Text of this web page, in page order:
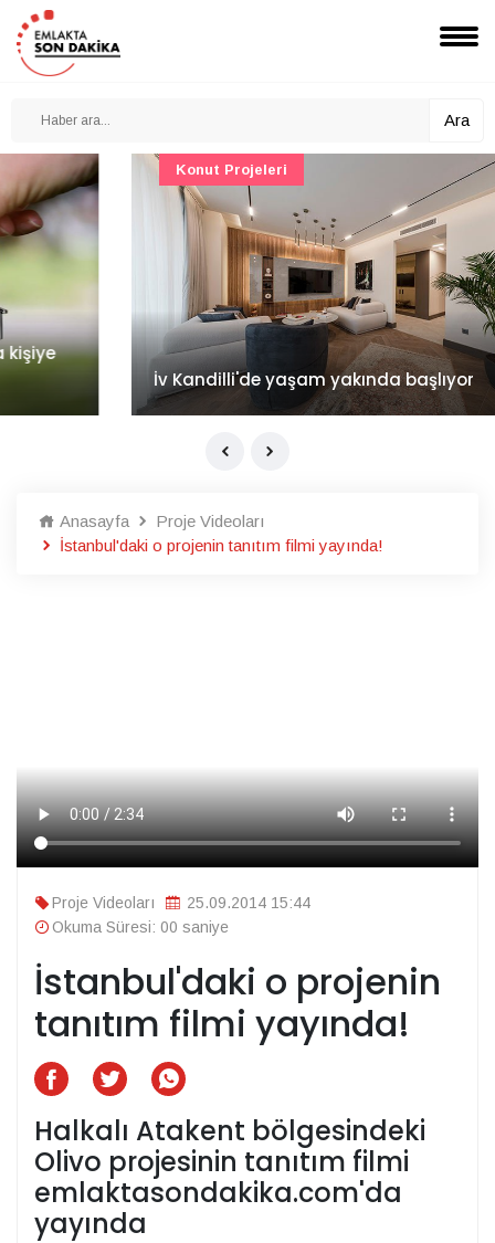
Ara
İv Kandilli'de yaşam yakında başlıyor
Konut Projeleri
Anasayfa
Proje Videoları
İstanbul'daki o projenin tanıtım filmi yayında!
Proje Videoları
25.09.2014 15:44
Okuma Süresi: 00 saniye
İstanbul'daki o projenin
tanıtım filmi yayında!
Halkalı Atakent bölgesindeki
Olivo projesinin tanıtım filmi
emlaktasondakika.com'da
yayında